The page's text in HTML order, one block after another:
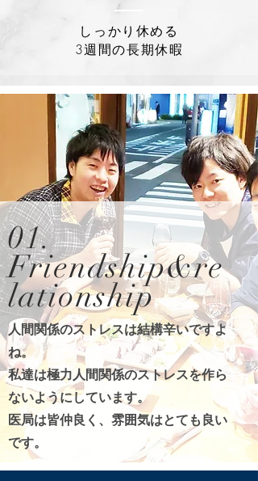
しっかり休める
​3週間の長期休暇
01.
Friendship&re
lationship
人間関係のストレスは結構辛いですよ
ね。
私達は極力人間関係のストレスを作ら
ないようにしています。
医局は皆仲良く、雰囲気はとても良い
です。